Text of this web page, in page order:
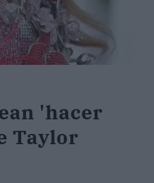
'hacer
Taylor